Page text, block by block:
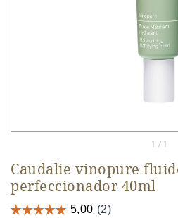
Caudalie vinopure
perfeccionador 40ml